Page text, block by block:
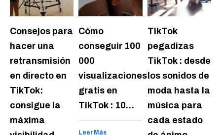
Consejos para
hacer una
retransmisión
en directo en
TikTok:
consigue la
máxima
Cómo
conseguir 100
000
visualizaciones
gratis en
TikTok : 10…
Leer Más
TikTok
pegadizas
TikTok : desde
los sonidos de
moda hasta la
música para
cada estado